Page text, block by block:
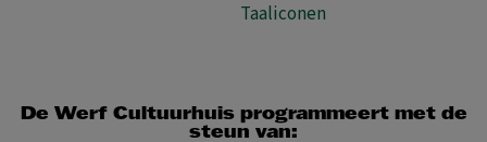
Taaliconen
De Werf Cultuurhuis programmeert met de
steun van: